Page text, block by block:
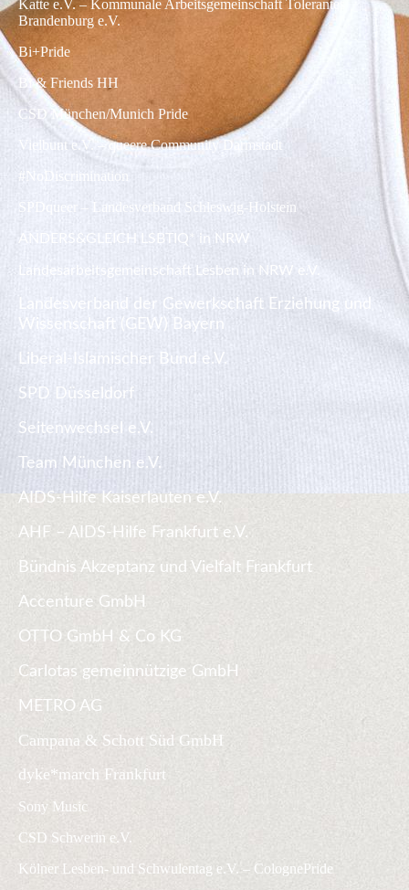
Katte e.V. – Kommunale Arbeitsgemeinschaft Tolerantes
Brandenburg e.V.
Bi+Pride
Bi & Friends HH
CSD München/Munich Pride
Vielbunt e.V. – queere Community Darmstadt
#NoDiscrimination
SPDqueer – Landesverband
Schleswig-Holstein
ANDERS&GLEICH LSBTIQ* in NRW
Landesarbeitsgemeinschaft Lesben in NRW e.V.
Landesverband der Gewerkschaft Erziehung und
Wissenschaft (GEW) Bayern
Liberal-Islamischer Bund e.V.
SPD Düsseldorf
Seitenwechsel e.V.
Team München e.V.
AIDS-Hilfe Kaiserlauten e.V.
AHF – AIDS-Hilfe Frankfurt e.V.
Bündnis Akzeptanz und Vielfalt Frankfurt
Accenture GmbH
OTTO GmbH & Co KG
Carlotas gemeinnützige GmbH
METRO AG
Campana & Schott Süd GmbH
dyke*march Frankfurt
Sony Music
CSD Schwerin e.V.
Kölner Lesben- und Schwulentag e.V. – ColognePride